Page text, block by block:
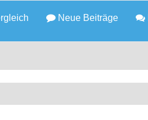
Neue Beiträge